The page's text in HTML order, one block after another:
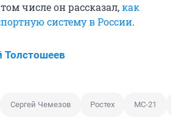
числе он рассказал,как
систему в России.
Сергей Чемезов Ростех MC-21